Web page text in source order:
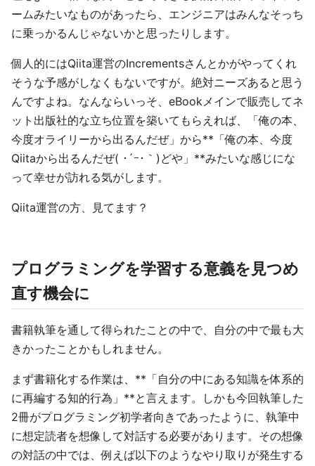
ームみたいなものがあったら、エンジニアはみんなそっち
に乗っかるんじゃないかと思ったりします。
個人的にはQiita運営のIncrementsさんとかがやってくれ
そうな予感がしなくもないですが。絶対ニーズあると思う
んですよね。なんならいっそ、eBookメインで販売してネ
ット出版社的な立ち位置を築いてもらえれば、「俺の本、
今度オライリーから出るんだぜ」から**「俺の本、今度
Qiitaから出るんだぜ( ･´ｰ･｀)どや」**みたいな感じにな
って幸せが訪れる気がします。
Qiita運営の方、見てます？
プログラミングを学習する意義を見つめ
直す機会に
書籍執筆を通して得られたことの中で、自分の中で最も大
きかったことかもしれません。
まず書籍化する作業は、**「自分の中にある知識を体系的
に再編する知的行為」**と言えます。しかも今回執筆した
2冊がプログラミング初学者向きであったように、執筆中
に想定読者を想像して対話する必要があります。その想像
の対話の中では、例えば以下のようなやり取りが発生する